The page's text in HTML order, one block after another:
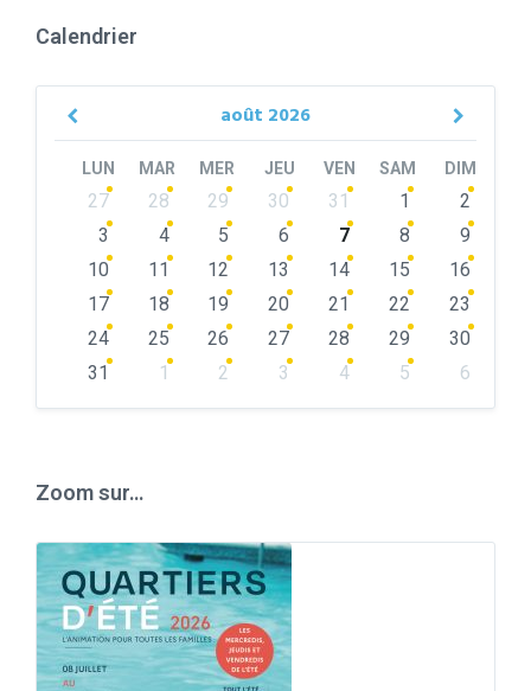
Calendrier
août 2026
Previous
LUN MAR MER JEU VEN SAM DIM
Skip
calendar
27 28 29 30 31 1
2
3
4 5 6 7 8
9
10
11 12 13 14 15
16
17
18 19 20 21 22
23
24
25 26 27 28 29
30
31
1 2 3 4 5
6
Zoom sur…